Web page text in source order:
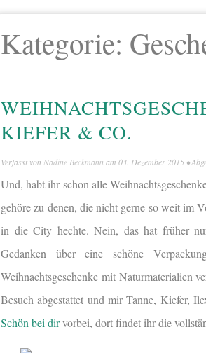
Kategorie:
KIEFER & CO.
Verfasst von Nadine Beckmann am 03. Dezember 2015 •
Und, habt ihr schon alle
gehöre zu denen, die nicht gerne so weit im
in die City hechte. Nein, das hat früher
Gedanken über eine schöne
Weihnachtsgeschenke mit Naturmaterialien
Besuch abgestattet und mir Tanne, Kiefer,
Schön bei dirvorbei, dort findet ihr die